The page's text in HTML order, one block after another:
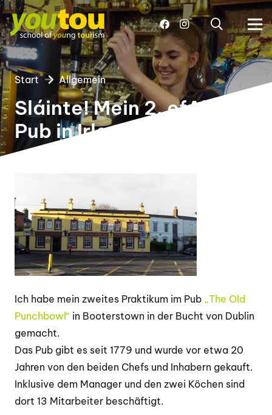
Start Allgemein
Sláinte! Mein 2. efAb im
Pub in Irland
Ich habe mein zweites Praktikum im Pub „The Old
Punchbowl“ in Booterstown in der Bucht von Dublin
gemacht.
Das Pub gibt es seit 1779 und wurde vor etwa 20
Jahren von den beiden Chefs und Inhabern gekauft.
Inklusive dem Manager und den zwei Köchen sind
dort 13 Mitarbeiter beschäftigt.